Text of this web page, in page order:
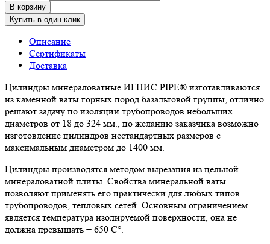
В корзину
Купить в один клик
Описание
Сертификаты
Доставка
Цилиндры минераловатные ИГНИС PIPE® изготавливаются
из каменной ваты горных пород базальтовой группы, отлично
решают задачу по изоляции трубопроводов небольших
диаметров от 18 до 324 мм., по желанию заказчика возможно
изготовление цилиндров нестандартных размеров с
максимальным диаметром до 1400 мм.
Цилиндры производятся методом вырезания из цельной
минераловатной плиты. Свойства минеральной ваты
позволяют применять его практически для любых типов
трубопроводов, тепловых сетей. Основным ограничением
является температура изолируемой поверхности, она не
должна превышать + 650 C°.